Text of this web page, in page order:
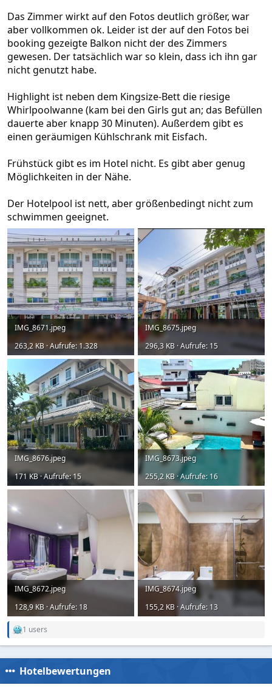
Das Zimmer wirkt auf den Fotos deutlich größer, war
aber vollkommen ok. Leider ist der auf den Fotos bei
booking gezeigte Balkon nicht der des Zimmers
gewesen. Der tatsächlich war so klein, dass ich ihn gar
nicht genutzt habe.
Highlight ist neben dem Kingsize-Bett die riesige
Whirlpoolwanne (kam bei den Girls gut an; das Befüllen
dauerte aber knapp 30 Minuten). Außerdem gibt es
einen geräumigen Kühlschrank mit Eisfach.
Frühstück gibt es im Hotel nicht. Es gibt aber genug
Möglichkeiten in der Nähe.
Der Hotelpool ist nett, aber größenbedingt nicht zum
schwimmen geeignet.
IMG_8671.jpeg
263,2 KB · Aufrufe: 1.328
IMG_8675.jpeg
296,3 KB · Aufrufe: 15
IMG_8676.jpeg
171 KB · Aufrufe: 15
IMG_8673.jpeg
255,2 KB · Aufrufe: 16
IMG_8672.jpeg
128,9 KB · Aufrufe: 18
IMG_8674.jpeg
155,2 KB · Aufrufe: 13
R
c
t
i
1 users
Hotelbewertungen